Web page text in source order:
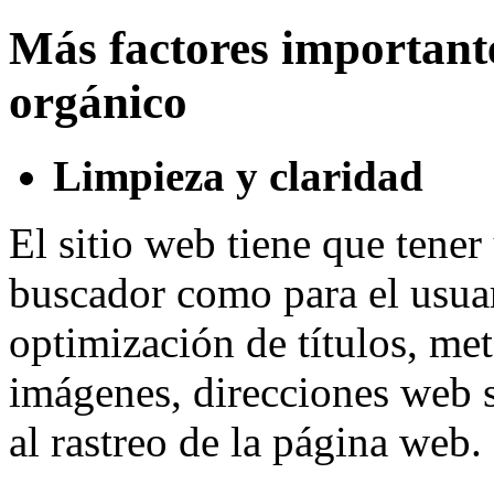
Más factores
orgánico
Limpieza y claridad
El sitio web tiene que
buscador como para el
optimización de títulos,
imágenes, direcciones
al rastreo de la página web.